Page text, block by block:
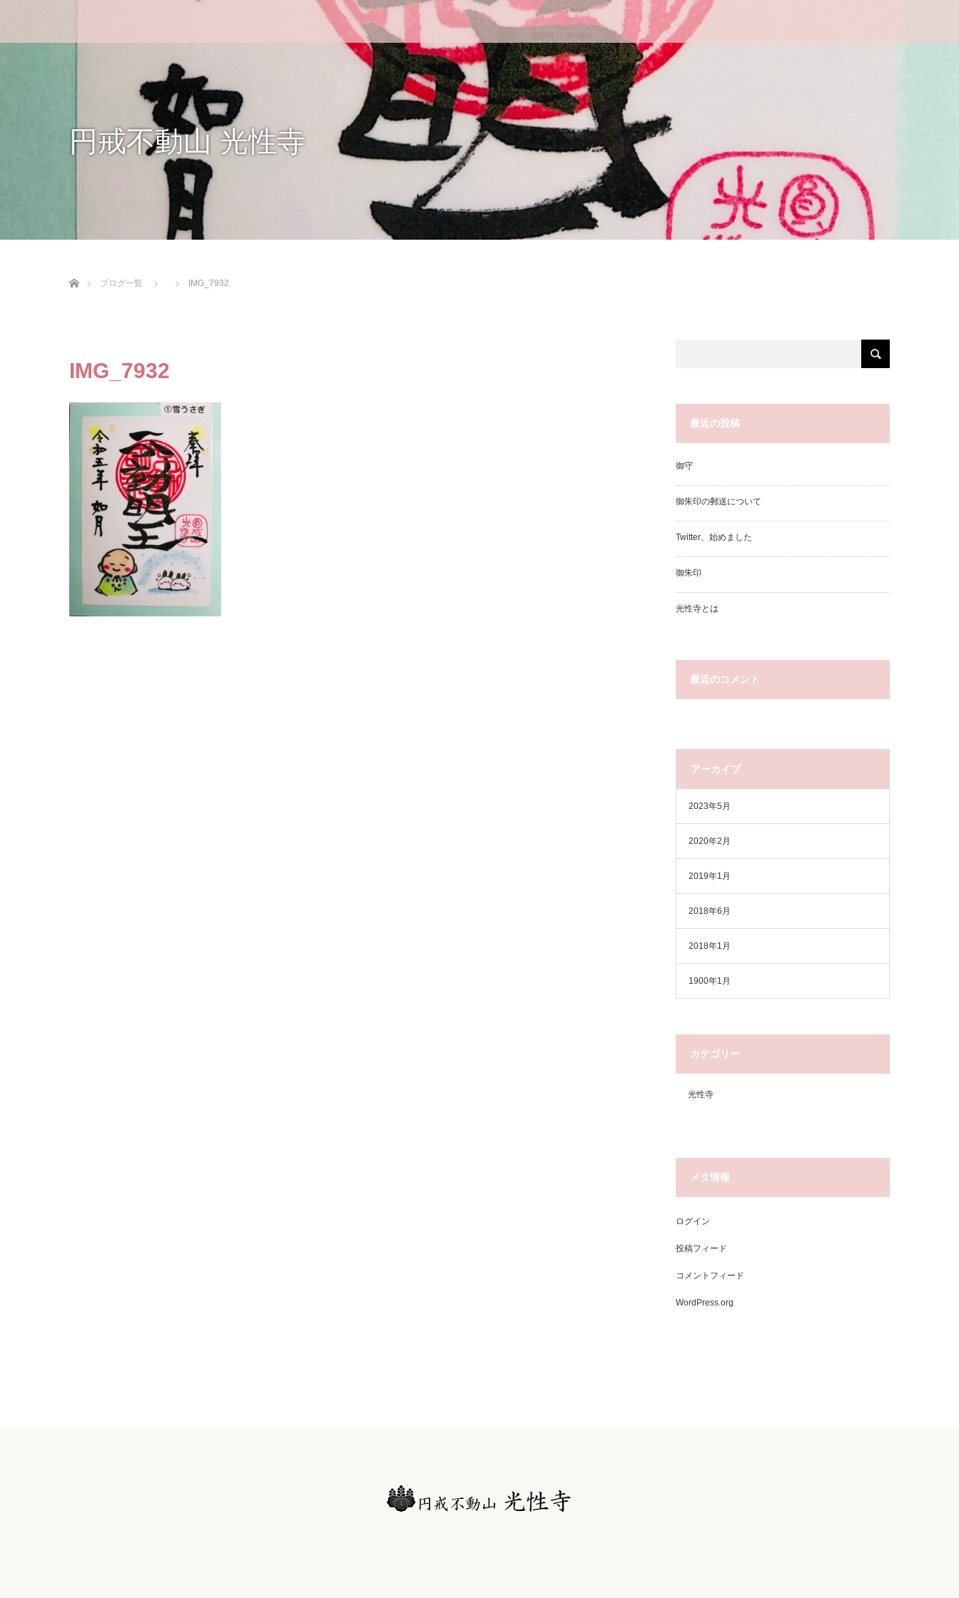
円戒不動山 光性寺
ブログ一覧
IMG_7932
IMG_7932
最近の投稿
御守
御朱印の郵送について
Twitter、始めました
御朱印
光性寺とは
最近のコメント
アーカイブ
2023年5月
2020年2月
2019年1月
2018年6月
2018年1月
1900年1月
カテゴリー
光性寺
メタ情報
ログイン
投稿フィード
コメントフィード
WordPress.org